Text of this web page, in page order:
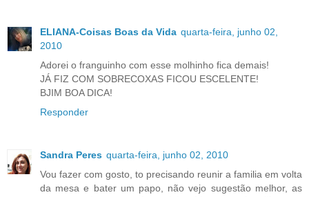
ELIANA-Coisas Boas da Vida quarta-feira, junho 02,
2010
Adorei o franguinho com esse molhinho fica demais!
JÁ FIZ COM SOBRECOXAS FICOU ESCELENTE!
BJIM BOA DICA!
Responder
Sandra Peres quarta-feira, junho 02, 2010
Vou fazer com gosto, to precisando reunir a familia em volta
da mesa e bater um papo, não vejo sugestão melhor, as